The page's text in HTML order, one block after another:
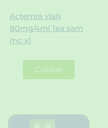
Actemra vials
80mg/4ml 1ea sam
mc x1
Cotizar